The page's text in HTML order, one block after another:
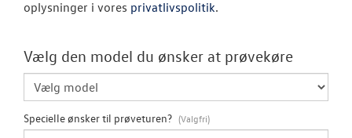
ID. Cross
ID.5
oplysninger i vores privatlivspolitik.
Vælg den model du ønsker at prøvekøre
Specielle ønsker til prøveturen?